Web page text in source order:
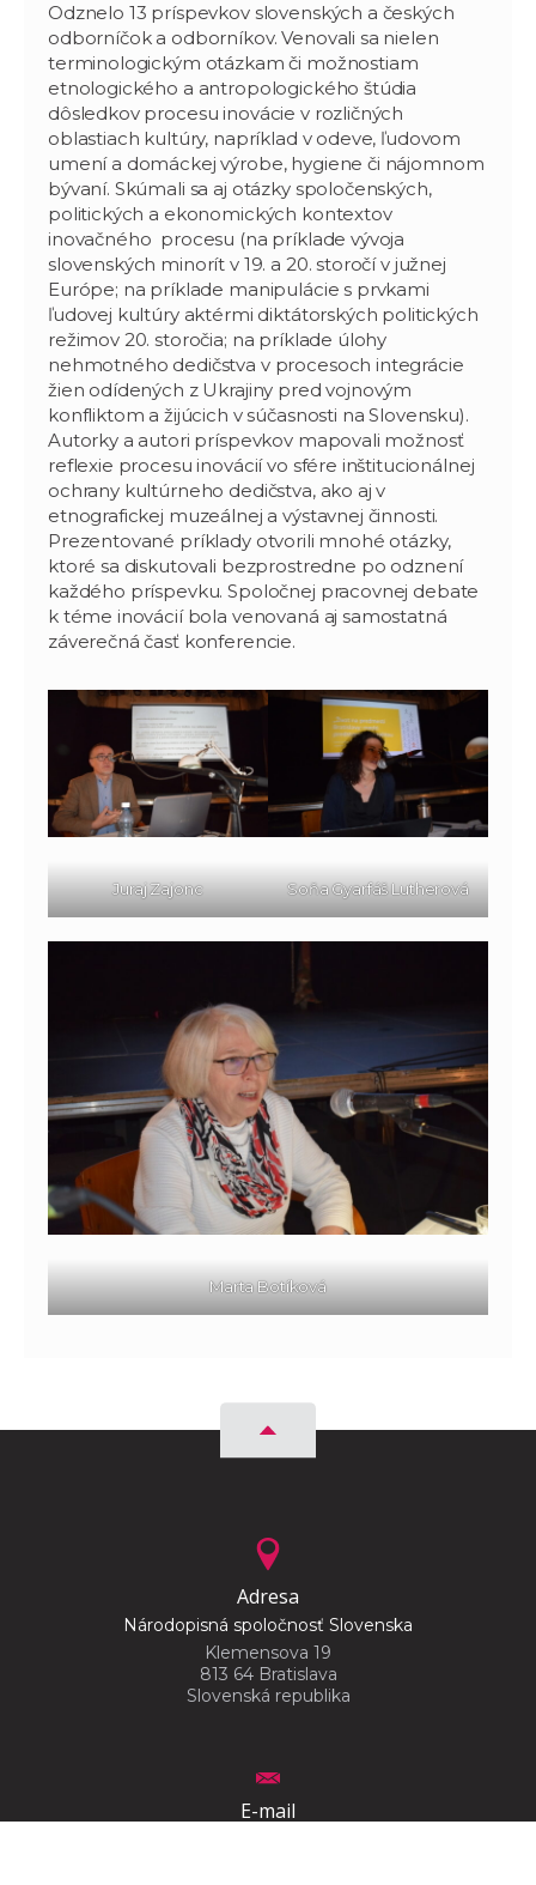
Odznelo 13 príspevkov slovenských a českých
odborníčok a odborníkov. Venovali sa nielen
terminologickým otázkam či možnostiam
etnologického a antropologického štúdia
dôsledkov procesu inovácie v rozličných
oblastiach kultúry, napríklad v odeve, ľudovom
umení a domáckej výrobe, hygiene či nájomnom
bývaní. Skúmali sa aj otázky spoločenských,
politických a ekonomických kontextov
inovačného procesu (na príklade vývoja
slovenských minorít v 19. a 20. storočí v južnej
Európe; na príklade manipulácie s prvkami
ľudovej kultúry aktérmi diktátorských politických
režimov 20. storočia; na príklade úlohy
nehmotného dedičstva v procesoch integrácie
žien odídených z Ukrajiny pred vojnovým
konfliktom a žijúcich v súčasnosti na Slovensku).
Autorky a autori príspevkov mapovali možnosť
reflexie procesu inovácií vo sfére inštitucionálnej
ochrany kultúrneho dedičstva, ako aj v
etnografickej muzeálnej a výstavnej činnosti.
Prezentované príklady otvorili mnohé otázky,
ktoré sa diskutovali bezprostredne po odznení
každého príspevku. Spoločnej pracovnej debate
k téme inovácií bola venovaná aj samostatná
záverečná časť konferencie.
Juraj Zajonc Soňa Gyarfáš Lutherová
Marta Botíková
Adresa
Národopisná spoločnosť Slovenska
Klemensova 19
813 64 Bratislava
Slovenská republika
E-mail